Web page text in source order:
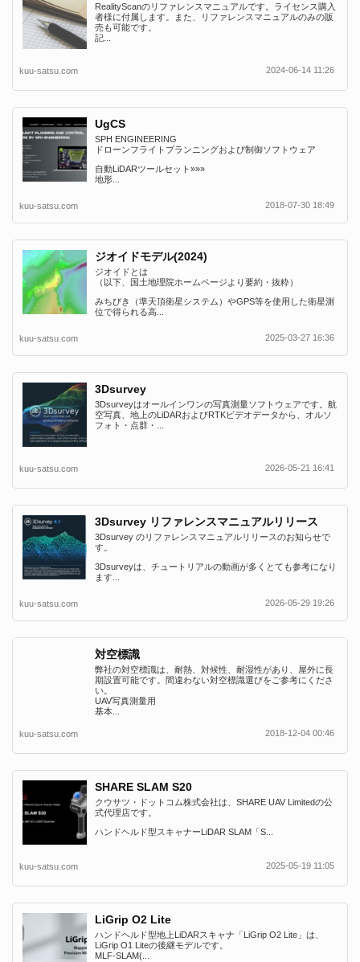
RealityScanのリファレンスマニュアルです。ライセンス購入
者様に付属します。また、リファレンスマニュアルのみの販
売も可能です。
記...
kuu-satsu.com 2024-06-14 11:26
UgCS
SPH ENGINEERING
ドローンフライトプランニングおよび制御ソフトウェア
自動LiDARツールセット»»»
地形...
kuu-satsu.com 2018-07-30 18:49
ジオイドモデル(2024)
ジオイドとは
（以下、国土地理院ホームページより要約・抜粋）
みちびき（準天頂衛星システム）やGPS等を使用した衛星測
位で得られる高...
kuu-satsu.com 2025-03-27 16:36
3Dsurvey
3Dsurveyはオールインワンの写真測量ソフトウェアです。航
空写真、地上のLiDARおよびRTKビデオデータから、オルソ
フォト・点群・...
kuu-satsu.com 2026-05-21 16:41
3Dsurvey リファレンスマニュアルリリース
3Dsurvey のリファレンスマニュアルリリースのお知らせで
す。
3Dsurveyは、チュートリアルの動画が多くとても参考になり
ます...
kuu-satsu.com 2026-05-29 19:26
対空標識
弊社の対空標識は、耐熱、対候性、耐湿性があり、屋外に長
期設置可能です。間違わない対空標識選びをご参考にくださ
い。
UAV写真測量用
基本...
kuu-satsu.com 2018-12-04 00:46
SHARE SLAM S20
クウサツ・ドットコム株式会社は、SHARE UAV Limitedの公
式代理店です。
ハンドヘルド型スキャナーLiDAR SLAM「S...
kuu-satsu.com 2025-05-19 11:05
LiGrip O2 Lite
ハンドヘルド型地上LiDARスキャナ「LiGrip O2 Lite」は、
LiGrip O1 Liteの後継モデルです。
MLF-SLAM(...